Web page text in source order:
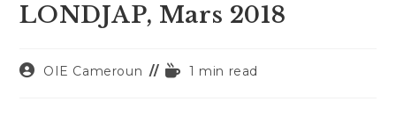
LONDJAP, Mars 2018
Auteur/autrice
OIE Cameroun
Temps1 min read